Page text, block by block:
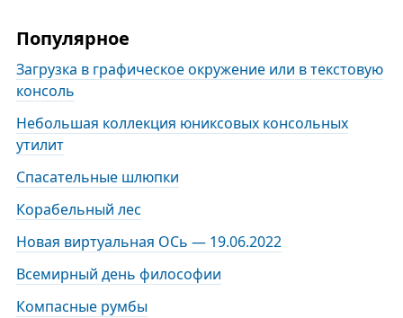
Популярное
Загрузка в графическое окружение или в текстовую
консоль
Небольшая коллекция юниксовых консольных
утилит
Спасательные шлюпки
Корабельный лес
Новая виртуальная ОСь — 19.06.2022
Всемирный день философии
Компасные румбы